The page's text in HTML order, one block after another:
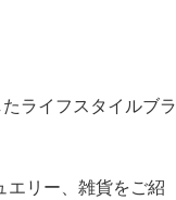
ライフスタイルブラ
エリー、雑貨をご紹